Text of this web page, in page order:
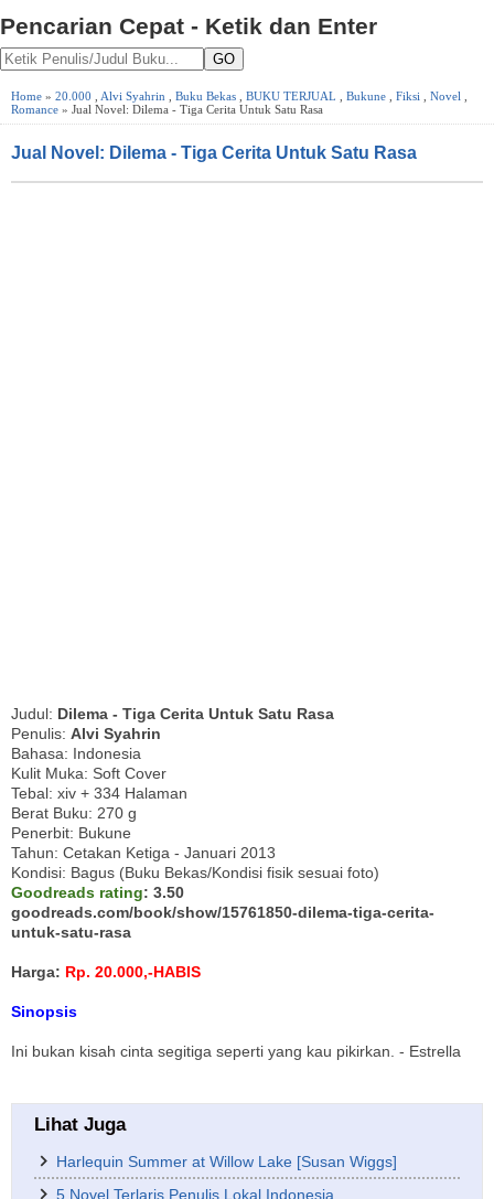
Pencarian Cepat - Ketik dan Enter
GO
Home » 20.000 Alvi Syahrin Buku Bekas BUKU TERJUAL Bukune Fiksi Novel
Romance » Jual Novel: Dilema - Tiga Cerita Untuk Satu Rasa
Jual Novel: Dilema - Tiga Cerita Untuk Satu Rasa
Judul: Dilema - Tiga Cerita Untuk Satu Rasa
Penulis: Alvi Syahrin
Bahasa: Indonesia
Kulit Muka: Soft Cover
Tebal: xiv + 334 Halaman
Berat Buku: 270 g
Penerbit: Bukune
Tahun: Cetakan Ketiga - Januari 2013
Kondisi: Bagus (Buku Bekas/Kondisi fisik sesuai foto)
Goodreads rating: 3.50
goodreads.com/book/show/15761850-dilema-tiga-cerita-
untuk-satu-rasa
Harga: Rp. 20.000,-HABIS
Sinopsis
Ini bukan kisah cinta segitiga seperti yang kau pikirkan. - Estrella
Lihat Juga
Harlequin Summer at Willow Lake [Susan Wiggs]
5 Novel Terlaris Penulis Lokal Indonesia